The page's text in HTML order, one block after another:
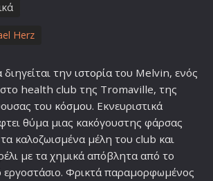
Herz
διηγείται την ιστορίατου Melvin, ενός
health club της Tromaville, της
του κόσμου. Εκνευριστικά
θύμα μιας κακόγουστης φάρσας
καλοζωισμένα μέλη του club και
με τα χημικά απόβλητα από το
εργοστάσιο. Φρικτά παραμορφωμένος